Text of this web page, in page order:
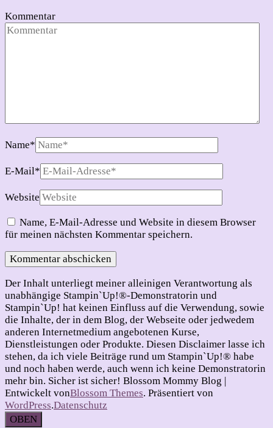
Kommentar
Name*
E-Mail*
Website
Name, E-Mail-Adresse und Website in diesem Browser
für meinen nächsten Kommentar speichern.
Der Inhalt unterliegt meiner alleinigen Verantwortung als
unabhängige Stampin`Up!®-Demonstratorin und
Stampin`Up! hat keinen Einfluss auf die Verwendung, sowie
die Inhalte, der in dem Blog, der Webseite oder jedwedem
anderen Internetmedium angebotenen Kurse,
Dienstleistungen oder Produkte. Diesen Disclaimer lasse ich
stehen, da ich viele Beiträge rund um Stampin`Up!® habe
und noch haben werde, auch wenn ich keine Demonstratorin
mehr bin. Sicher ist sicher! Blossom Mommy Blog |
Entwickelt vonBlossom Themes. Präsentiert von
WordPress.Datenschutz
OBEN